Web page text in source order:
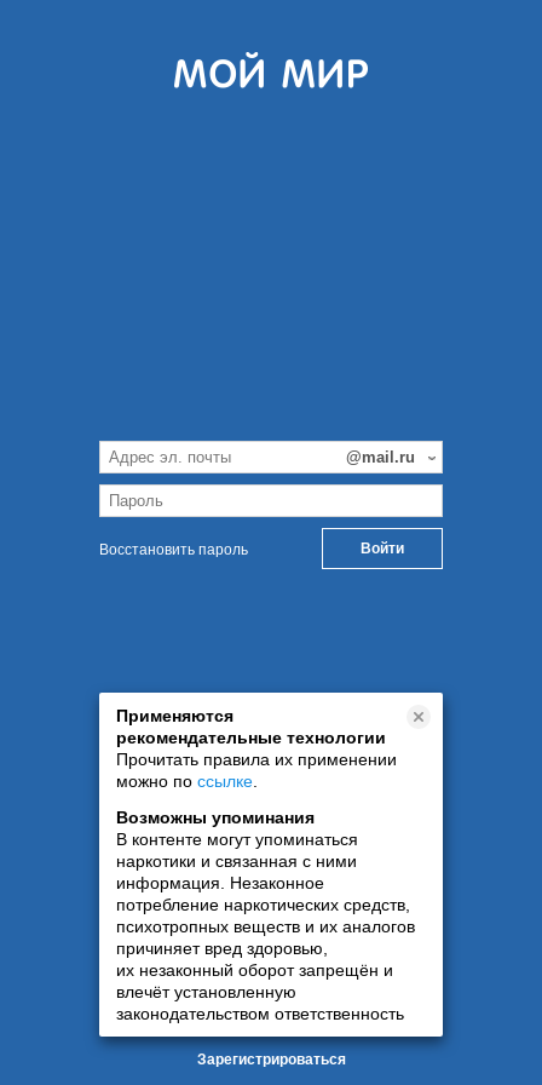
Восстановить пароль
Применяются
рекомендательные технологии
Прочитать правила их применении
можно по ссылке
Возможны упоминания
В контенте могут упоминаться
наркотики и связанная с ними
информация. Незаконное
потребление наркотических средств,
психотропных веществ и их аналогов
причиняет вред здоровью,
их незаконный оборот запрещён и
влечёт установленную
законодательством ответственность
Зарегистрироваться